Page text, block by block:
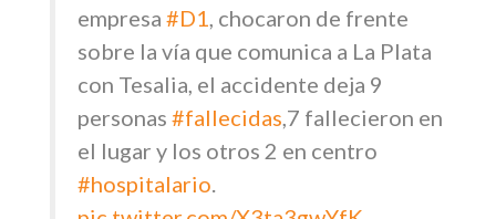
empresa #D1, chocaron de frente
sobre la vía que comunica a La Plata
con Tesalia, el accidente deja 9
personas #fallecidas,7 fallecieron en
el lugar y los otros 2 en centro
#hospitalario.